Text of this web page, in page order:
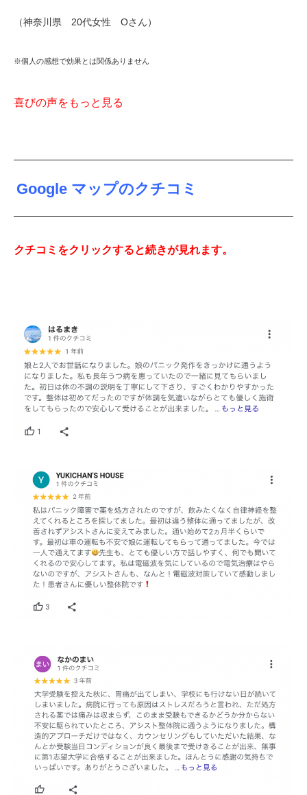
（神奈川県 20代女性 Оさん）
※個人の感想で効果とは関係ありません
喜びの声をもっと見る
Google マップのクチコミ
クチコミをクリックすると続きが見れます。